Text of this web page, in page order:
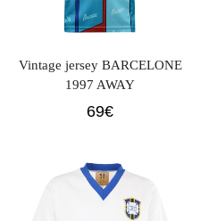
Vintage jersey BARCELONE
1997 AWAY
69€